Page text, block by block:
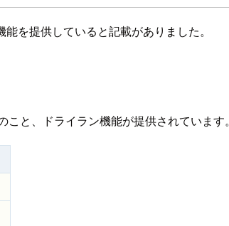
を提供していると記載がありました。
と、ドライラン機能が提供されています。